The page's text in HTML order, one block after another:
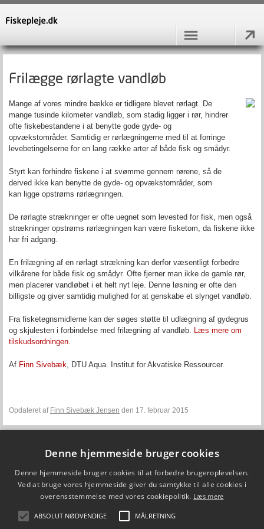
Frilægge rørlagte vandløb
Mange af vores mindre bække er tidligere blevet rørlagt. De
mange tusinde kilometer vandløb, som stadig ligger i rør, hindrer
ofte fiskebestandene i at benytte gode gyde- og
opvækstområder. Samtidig er rørlægningerne med til at forringe
levebetingelserne for en lang række arter af både fisk og smådyr.
Styrt kan forhindre fiskene i at svømme gennem rørene, så de
derved ikke kan benytte de gyde- og opvækstområder, som
kan ligge opstrøms rørlægningen.
De rørlagte strækninger er ofte uegnet som levested for fisk, men også
strækninger opstrøms rørlægningen kan være fisketom, da fiskene ikke
har fri adgang.
En frilægning af en rørlagt strækning kan derfor væsentligt forbedre
vilkårene for både fisk og smådyr. Ofte fjerner man ikke de gamle rør,
men placerer vandløbet i et helt nyt leje. Denne løsning er ofte den
billigste og giver samtidig mulighed for at genskabe et slynget vandløb.
Fra fisketegnsmidlerne kan der søges støtte til udlægning af gydegrus
og skjulesten i forbindelse med frilægning af vandløb. Læs mere om
tilskudsordningen.
Af Finn Sivebæk, DTU Aqua. Institut for Akvatiske Ressourcer.
Opdateret af Finn Sivebæk Jensen den 17. februar 2015
DTU Aqua - Institut for Akvatiske Ressourcer
Vejlsøvej 39
8600 Silkeborg
ffi@aqua.dtu.dk
Denne hjemmeside bruger cookies
Denne hjemmeside bruger cookies til at forbedre brugeroplevelsen.
Ved at bruge vores hjemmeside giver du samtykke til alle cookies i
overensstemmelse med vores cookiepolitik. Læs mere
ABSOLUT NØDVENDIGE MÅLRETNING